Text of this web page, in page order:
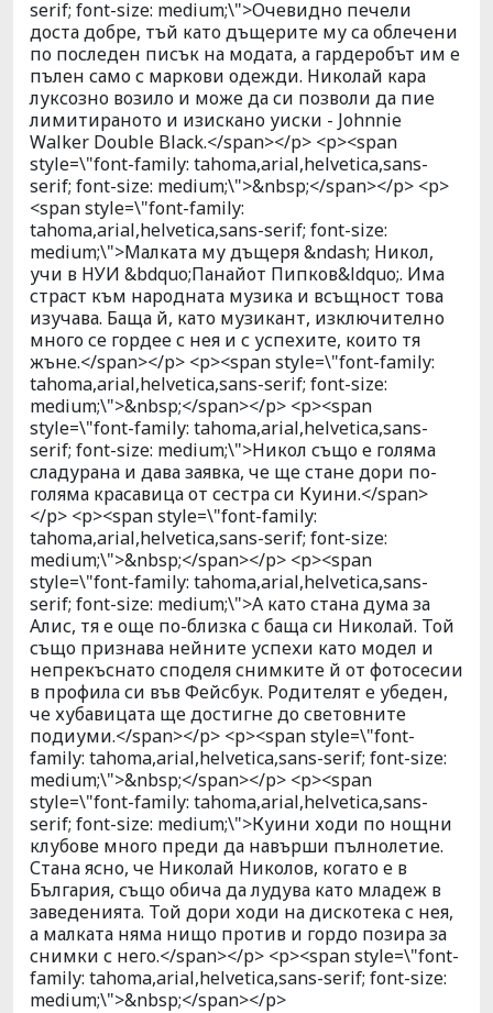
serif; font-size: medium;\">Очевидно печели
доста добре, тъй като дъщерите му са облечени
по последен писък на модата, а гардеробът им е
пълен само с маркови одежди. Николай кара
луксозно возило и може да си позволи да пие
лимитираното и изискано уиски - Johnnie
Walker Double Black.</span></p> <p><span
style=\"font-family: tahoma,arial,helvetica,sans-
serif; font-size: medium;\">&nbsp;</span></p> <p>
<span style=\"font-family:
tahoma,arial,helvetica,sans-serif; font-size:
medium;\">Малката му дъщеря &ndash; Никол,
учи в НУИ &bdquo;Панайот Пипков&ldquo;. Има
страст към народната музика и всъщност това
изучава. Баща й, като музикант, изключително
много се гордее с нея и с успехите, които тя
жъне.</span></p> <p><span style=\"font-family:
tahoma,arial,helvetica,sans-serif; font-size:
medium;\">&nbsp;</span></p> <p><span
style=\"font-family: tahoma,arial,helvetica,sans-
serif; font-size: medium;\">Никол също е голяма
сладурана и дава заявка, че ще стане дори по-
голяма красавица от сестра си Куини.</span>
</p> <p><span style=\"font-family:
tahoma,arial,helvetica,sans-serif; font-size:
medium;\">&nbsp;</span></p> <p><span
style=\"font-family: tahoma,arial,helvetica,sans-
serif; font-size: medium;\">А като стана дума за
Алис, тя е още по-близка с баща си Николай. Той
също признава нейните успехи като модел и
непрекъснато споделя снимките й от фотосесии
в профила си във Фейсбук. Родителят е убеден,
че хубавицата ще достигне до световните
подиуми.</span></p> <p><span style=\"font-
family: tahoma,arial,helvetica,sans-serif; font-size:
medium;\">&nbsp;</span></p> <p><span
style=\"font-family: tahoma,arial,helvetica,sans-
serif; font-size: medium;\">Куини ходи по нощни
клубове много преди да навърши пълнолетие.
Стана ясно, че Николай Николов, когато е в
България, също обича да лудува като младеж в
заведенията. Той дори ходи на дискотека с нея,
а малката няма нищо против и гордо позира за
снимки с него.</span></p> <p><span style=\"font-
family: tahoma,arial,helvetica,sans-serif; font-size:
medium;\">&nbsp;</span></p>